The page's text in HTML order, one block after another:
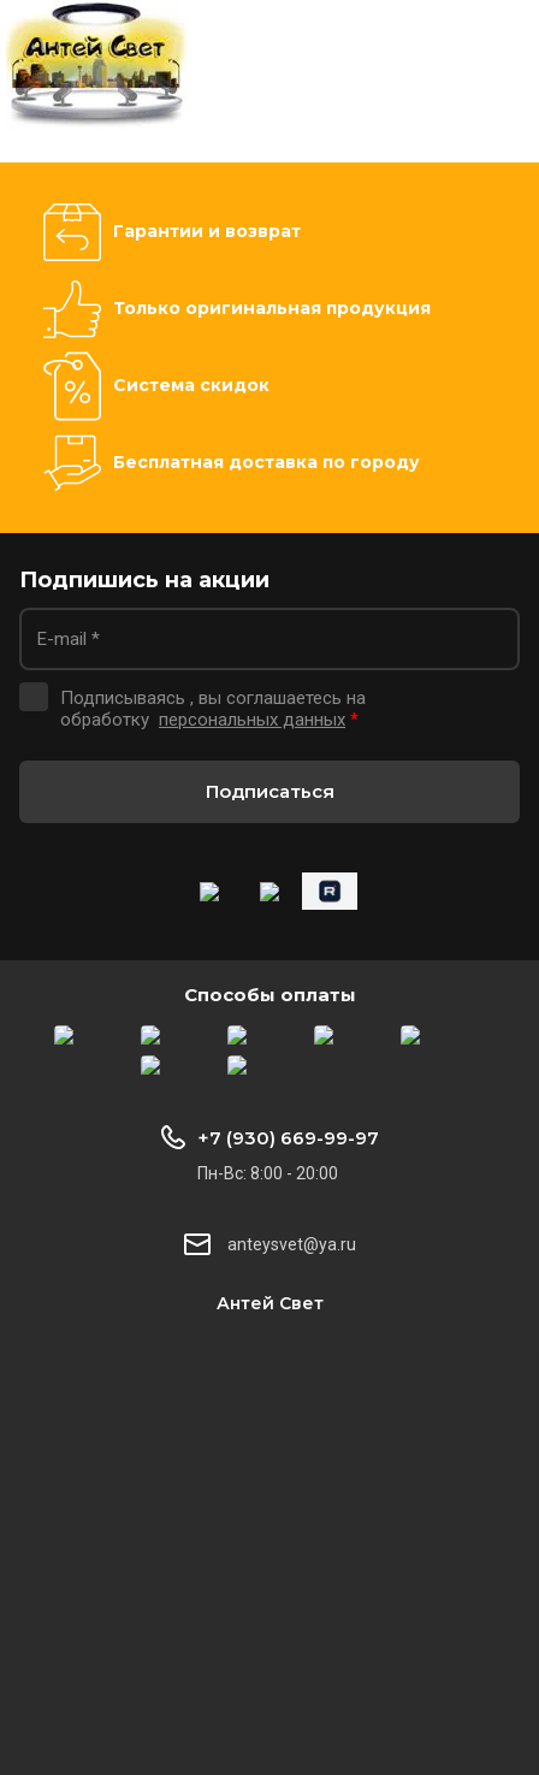
Гарантии и возврат
Только оригинальная продукция
Система скидок
Бесплатная доставка по городу
Подпишись на акции
Подписываясь , вы соглашаетесь на
обработку персональных данных *
Подписаться
Способы оплаты
Антей Свет
+7 (930) 669-99-97
Пн-Вс: 8:00 - 20:00
anteysvet@ya.ru